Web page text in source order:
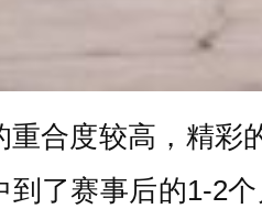
合度较高，精
了赛事后的1-2